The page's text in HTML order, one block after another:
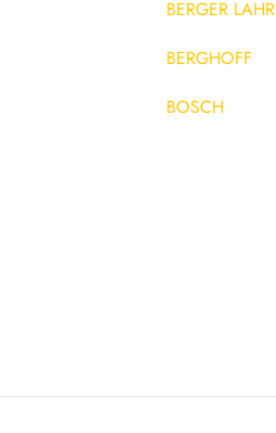
BERGER LAHR
BERGHOFF
BOSCH
CAPTRON